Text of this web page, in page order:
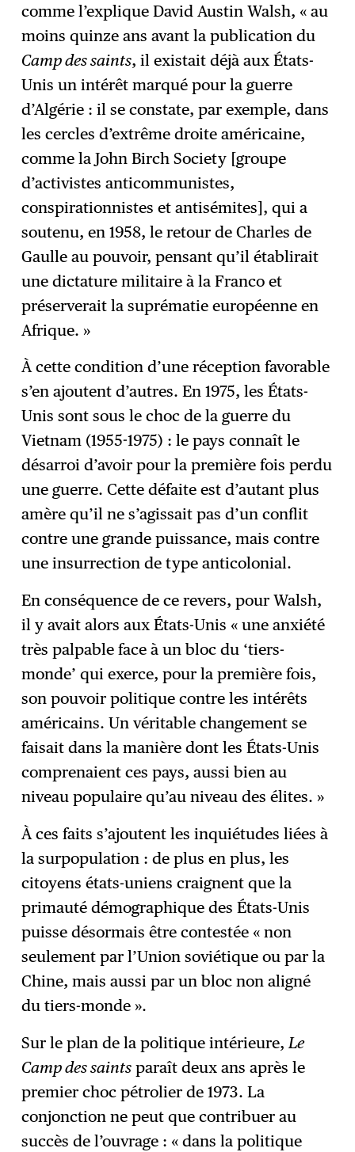
comme l’explique David Austin Walsh, « au
moins quinze ans avant la publication du
Camp des saints, il existait déjà aux États-
Unis un intérêt marqué pour la guerre
d’Algérie : il se constate, par exemple, dans
les cercles d’extrême droite américaine,
comme la John Birch Society [groupe
d’activistes anticommunistes,
conspirationnistes et antisémites], qui a
soutenu, en 1958, le retour de Charles de
Gaulle au pouvoir, pensant qu’il établirait
une dictature militaire à la Franco et
préserverait la suprématie européenne en
Afrique. »
À cette condition d’une réception favorable
s’en ajoutent d’autres. En 1975, les États-
Unis sont sous le choc de la guerre du
Vietnam (1955-1975) : le pays connaît le
désarroi d’avoir pour la première fois perdu
une guerre. Cette défaite est d’autant plus
amère qu’il ne s’agissait pas d’un conflit
contre une grande puissance, mais contre
une insurrection de type anticolonial.
En conséquence de ce revers, pour Walsh,
il y avait alors aux États-Unis « une anxiété
très palpable face à un bloc du ‘tiers-
monde’ qui exerce, pour la première fois,
son pouvoir politique contre les intérêts
américains. Un véritable changement se
faisait dans la manière dont les États-Unis
comprenaient ces pays, aussi bien au
niveau populaire qu’au niveau des élites. »
À ces faits s’ajoutent les inquiétudes liées à
la surpopulation : de plus en plus, les
citoyens états-uniens craignent que la
primauté démographique des États-Unis
puisse désormais être contestée « non
seulement par l’Union soviétique ou par la
Chine, mais aussi par un bloc non aligné
du tiers-monde ».
Sur le plan de la politique intérieure,Le
Camp des saints paraît deux ans après le
premier choc pétrolier de 1973. La
conjonction ne peut que contribuer au
succès de l’ouvrage : « dans la politique